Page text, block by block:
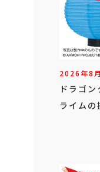
2026年8
ドラゴ
ライムの